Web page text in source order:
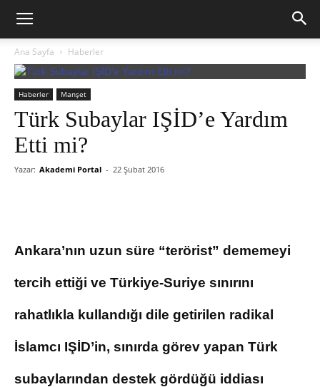
Ana Sayfa Haberler
Haberler Manşet
Türk Subaylar IŞİD’e Yardım
Etti mi?
Yazar: Akademi Portal - 22 Şubat 2016
Ankara’nın uzun süre “terörist” dememeyi
tercih ettiği ve Türkiye-Suriye sınırını
rahatlıkla kullandığı dile getirilen radikal
İslamcı IŞİD’in, sınırda görev yapan Türk
subaylarından destek gördüğü iddiası